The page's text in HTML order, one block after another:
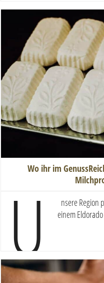
Wo ihr im
U
nsere Region
einem